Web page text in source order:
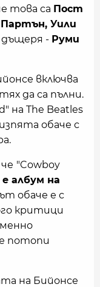
това са Пост
Уили
- Руми
включва
да са пълни.
на The Beatles
обаче с
"Cowboy
албум на
обаче е с
критици
потопи
на Бийонсе